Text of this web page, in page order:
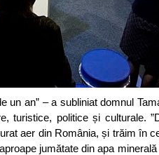
un an” – a subliniat domnul
turistice, politice și culturale.
aer din România, și trăim în
jumătate din apa